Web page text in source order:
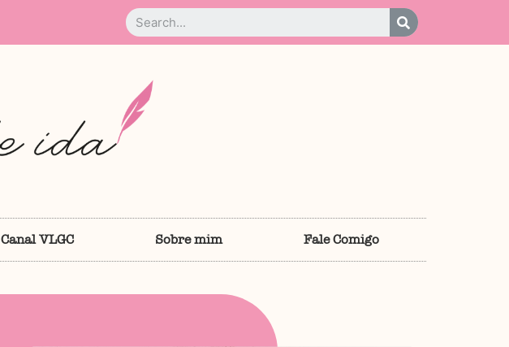
Canal VLGC Sobre mim Fale Comigo